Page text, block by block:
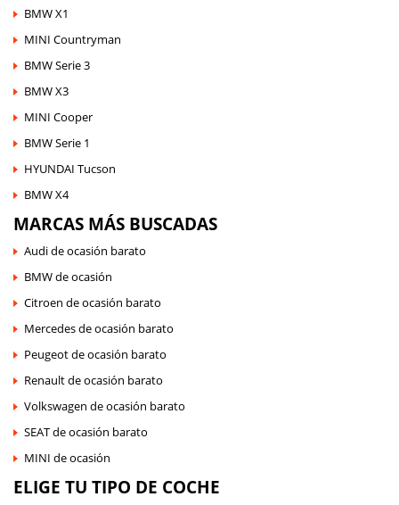
BMW X1
MINI Countryman
BMW Serie 3
BMW X3
MINI Cooper
BMW Serie 1
HYUNDAI Tucson
BMW X4
MARCAS MÁS BUSCADAS
Audi de ocasión barato
BMW de ocasión
Citroen de ocasión barato
Mercedes de ocasión barato
Peugeot de ocasión barato
Renault de ocasión barato
Volkswagen de ocasión barato
SEAT de ocasión barato
MINI de ocasión
ELIGE TU TIPO DE COCHE